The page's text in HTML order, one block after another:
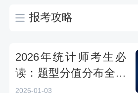
报考攻略
2026年统计师考生必
读：题型分值分布全解
析初级中级
2026-01-03